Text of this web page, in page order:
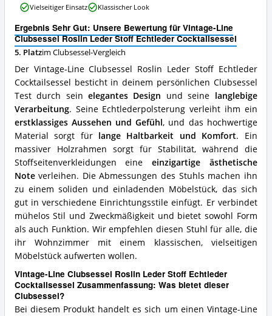
Clubsessel
erhältlich?
Ergebnis Sehr Gut: Unsere Bewertung für Vintage-Line
Clubsessel Roslin Leder Stoff Echtleder Cocktailsessel
5. Platzim Clubsessel-Vergleich
Der Vintage-Line Clubsessel Roslin Leder Stoff Echtleder
Cocktailsessel besticht in deinem persönlichen Clubsessel
Test durch seinelegantes Design und seine langlebige
Verarbeitung. Seine Echtlederpolsterung verleiht ihm ein
erstklassiges Aussehen und Gefühl, und das hochwertige
Material sorgt für lange Haltbarkeit und Komfort. Ein
massiver Holzrahmen sorgt für Stabilität, während die
Stoffseitenverkleidungen eineeinzigartige ästhetische
Noteverleihen. Die Abmessungen des Stuhls machen ihn
zu einem soliden und einladenden Möbelstück, das sich
gut in verschiedene Einrichtungsstile einfügt. Er verbindet
mühelos Stil und Zweckmäßigkeit und bietet sowohl Form
als auch Funktion. Wir empfehlen diesen Stuhl für alle, die
ihr Wohnzimmer mit einem klassischen, vielseitigen
Möbelstück aufwerten wollen.
Vintage-Line Clubsessel Roslin Leder Stoff Echtleder
Cocktailsessel Zusammenfassung: Was bietet dieser
Clubsessel?
Bei diesem Produkt handelt es sich um einen Vintage-Line
Clubsessel
Leder
Stoff
Echtleder
Cocktailsessel
Vorteile:
Was
spricht
für
diesen
Clubsessel?
Vielseitiger Einsatz
Klassischer Look